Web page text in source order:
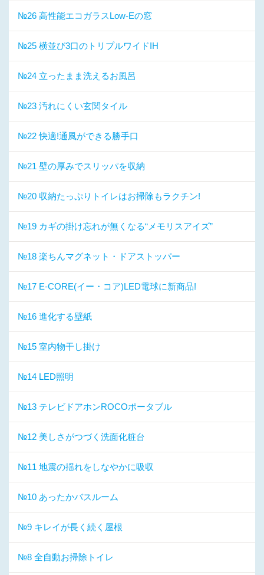
№26 高性能エコガラスLow-Eの窓
№25 横並び3口のトリプルワイドIH
№24 立ったまま洗えるお風呂
№23 汚れにくい玄関タイル
№22 快適!通風ができる勝手口
№21 壁の厚みでスリッパを収納
№20 収納たっぷりトイレはお掃除もラクチン!
№19 カギの掛け忘れが無くなる“メモリスアイズ”
№18 楽ちんマグネット・ドアストッパー
№17 E-CORE(イー・コア)LED電球に新商品!
№16 進化する壁紙
№15 室内物干し掛け
№14 LED照明
№13 テレビドアホンROCOポータブル
№12 美しさがつづく洗面化粧台
№11 地震の揺れをしなやかに吸収
№10 あったかバスルーム
№9 キレイが長く続く屋根
№8 全自動お掃除トイレ